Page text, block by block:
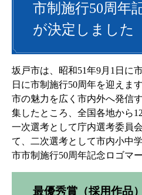
市制施行50周年
が決定しました
坂戸市は、昭和51年9月1日に
日に市制施行50周年を迎えます
市の魅力を広く市内外へ発信
集したところ、全国各地から
一次選考として庁内選考委員
て、二次選考として市内小中
市市制施行50周年記念ロゴマ
最優秀賞（採用作品）